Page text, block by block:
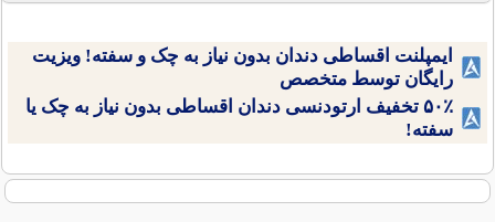
ایمپلنت اقساطی دندان بدون نیاز به چک و سفته! ویزیت
رایگان توسط متخصص
۵۰٪ تخفیف ارتودنسی دندان اقساطی بدون نیاز به چک یا
سفته!